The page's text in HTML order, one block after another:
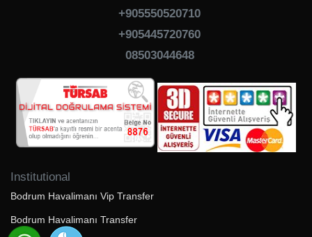
+905550520710
+905445720760
08503044648
Institutional
Bodrum Havalimanı Vip Transfer
Bodrum Havalimanı Transfer